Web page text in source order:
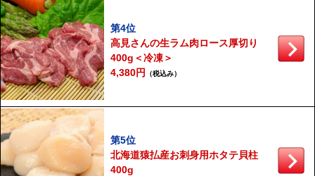
第4位
高見さんの生ラム肉ロース厚切り
400g＜冷凍＞
4,380円
（税込み）
第5位
北海道猿払産お刺身用ホタテ貝柱
400g